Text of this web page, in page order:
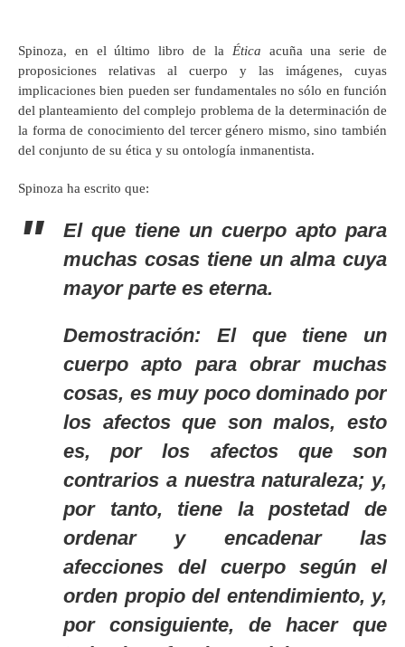
Spinoza, en el último libro de la Ética acuña una serie de
proposiciones relativas al cuerpo y las imágenes, cuyas
implicaciones bien pueden ser fundamentales no sólo en función
del planteamiento del complejo problema de la determinación de
la forma de conocimiento del tercer género mismo, sino también
del conjunto de su ética y su ontología inmanentista.
Spinoza ha escrito que:
El que tiene un cuerpo apto para
muchas cosas tiene un alma cuya
mayor parte es eterna.
Demostración: El que tiene un
cuerpo apto para obrar muchas
cosas, es muy poco dominado por
los afectos que son malos, esto
es, por los afectos que son
contrarios a nuestra naturaleza; y,
por tanto, tiene la postetad de
ordenar y encadenar las
afecciones del cuerpo según el
orden propio del entendimiento, y,
por consiguiente, de hacer que